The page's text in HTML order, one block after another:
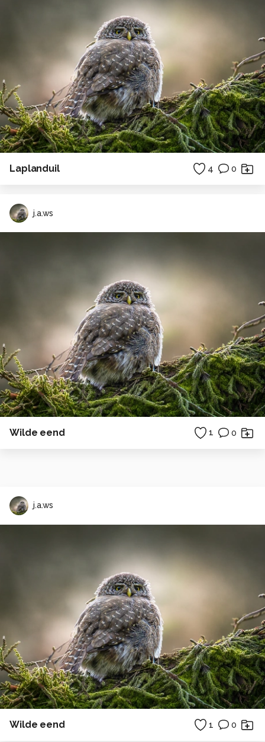
Laplanduil 4 0
j.a.ws
Wilde eend 1 0
j.a.ws
Wilde eend 1 0